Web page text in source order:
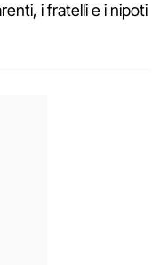
i fratelli e i nipoti